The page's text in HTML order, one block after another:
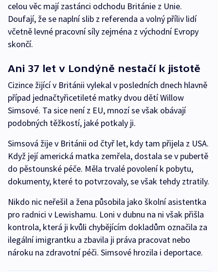
celou věc mají zastánci odchodu Británie z Unie.
Doufají, že se naplní slib z referenda a volný příliv lidí
včetně levné pracovní síly zejména z východní Evropy
skončí.
Ani 37 let v Londýně nestačí k jistotě
Cizince žijící v Británii vylekal v posledních dnech hlavně
případ jednačtyřicetileté matky dvou dětí Willow
Simsové. Ta sice není z EU, mnozí se však obávají
podobných těžkostí, jaké potkaly ji.
Simsová žije v Británii od čtyř let, kdy tam přijela z USA.
Když její americká matka zemřela, dostala se v pubertě
do pěstounské péče. Měla trvalé povolení k pobytu,
dokumenty, které to potvrzovaly, se však tehdy ztratily.
Nikdo nic neřešil a žena působila jako školní asistentka
pro radnici v Lewishamu. Loni v dubnu na ni však přišla
kontrola, která ji kvůli chybějícím dokladům označila za
ilegální imigrantku a zbavila ji práva pracovat nebo
nároku na zdravotní péči. Simsové hrozila i deportace.